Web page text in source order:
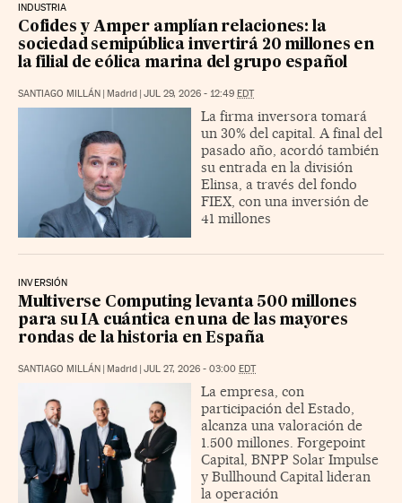
INDUSTRIA
Cofides y Amper amplían relaciones: la
sociedad semipública invertirá 20 millones en
la filial de eólica marina del grupo español
SANTIAGO MILLÁN | Madrid | JUL 29, 2026 - 12:49 EDT
La firma inversora tomará
un 30% del capital. A final del
pasado año, acordó también
su entrada en la división
Elinsa, a través del fondo
FIEX, con una inversión de
41 millones
INVERSIÓN
Multiverse Computing levanta 500 millones
para su IA cuántica en una de las mayores
rondas de la historia en España
SANTIAGO MILLÁN | Madrid | JUL 27, 2026 - 03:00 EDT
La empresa, con
participación del Estado,
alcanza una valoración de
1.500 millones. Forgepoint
Capital, BNPP Solar Impulse
y Bullhound Capital lideran
la operación